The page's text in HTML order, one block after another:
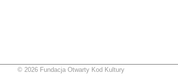
© 2026 Fundacja Otwarty Kod Kultury